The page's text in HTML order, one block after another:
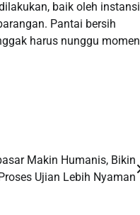
baik oleh instansi
Pantai bersih
harus nunggu momen
Makin Humanis, Bikin
Ujian Lebih Nyaman